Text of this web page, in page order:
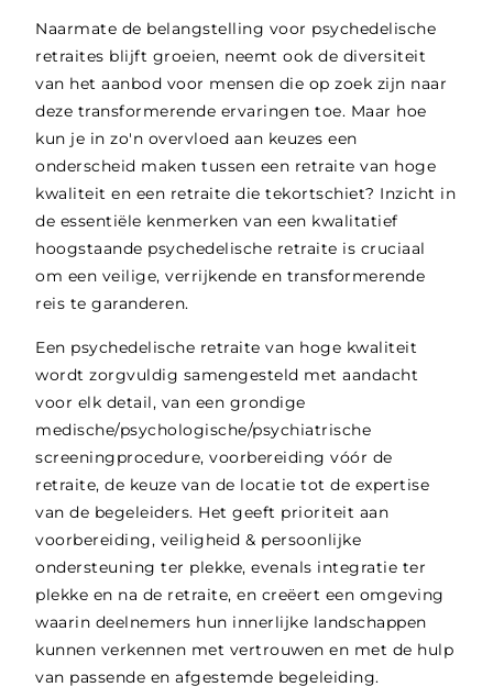
Naarmate de belangstelling voor psychedelische
retraites blijft groeien, neemt ook de diversiteit
van het aanbod voor mensen die op zoek zijn naar
deze transformerende ervaringen toe. Maar hoe
kun je in zo'n overvloed aan keuzes een
onderscheid maken tussen een retraite van hoge
kwaliteit en een retraite die tekortschiet? Inzicht in
de essentiële kenmerken van een kwalitatief
hoogstaande psychedelische retraite is cruciaal
om een veilige, verrijkende en transformerende
reis te garanderen.
Een psychedelische retraite van hoge kwaliteit
wordt zorgvuldig samengesteld met aandacht
voor elk detail, van een grondige
medische/psychologische/psychiatrische
screeningprocedure, voorbereiding vóór de
retraite, de keuze van de locatie tot de expertise
van de begeleiders. Het geeft prioriteit aan
voorbereiding, veiligheid & persoonlijke
ondersteuning ter plekke, evenals integratie ter
plekke en na de retraite, en creëert een omgeving
waarin deelnemers hun innerlijke landschappen
kunnen verkennen met vertrouwen en met de hulp
van passende en afgestemde begeleiding.